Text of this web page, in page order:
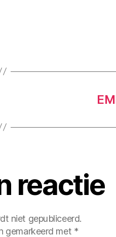
reactie
niet gepubliceerd.
gemarkeerd met *